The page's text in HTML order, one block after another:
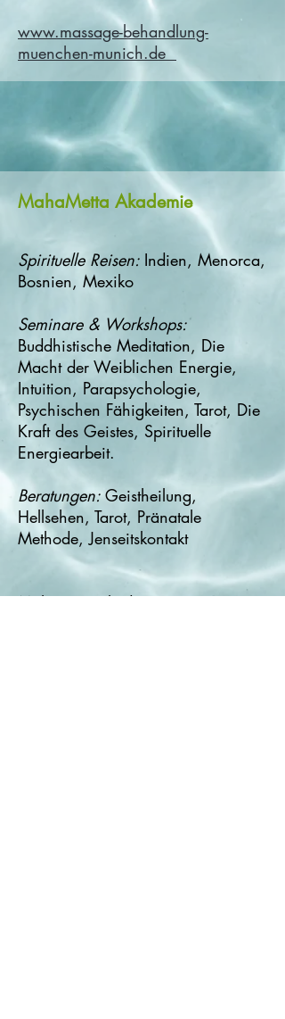
www.massage-behandlung-
muenchen-munich.de
MahaMetta Akademie
Spirituelle Reisen: Indien, Menorca,
Bosnien, Mexiko
Seminare & Workshops:
Buddhistische Meditation, Die
Macht der Weiblichen Energie,
Intuition, Parapsychologie,
Psychischen Fähigkeiten, Tarot, Die
Kraft des Geistes, Spirituelle
Energiearbeit.
Beratungen: Geistheilung,
Hellsehen, Tarot, Pränatale
Methode, Jenseitskontakt
Mahametta-akademie.com